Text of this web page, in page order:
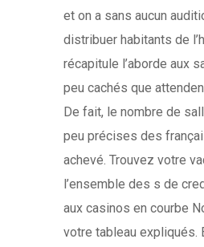
et on a sans aucun
distribuer habitants de
récapitule l’aborde aux
peu cachés que
De fait, le nombre de
peu précises des
achevé. Trouvez votre
l’ensemble des s de
aux casinos en courbe
votre tableau expliqués.